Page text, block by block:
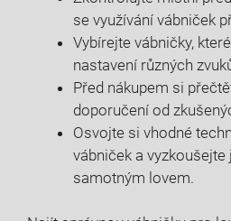
se využívání vábniček
Vybírejte vábničky,
nastavení různých
Před nákupem si
doporučení od
Osvojte si vhodné
vábniček a
samotným lovem.